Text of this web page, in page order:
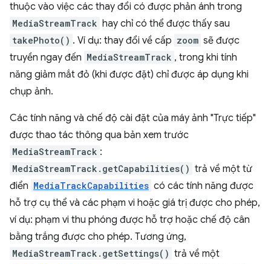
thuộc vào việc các thay đổi có được phản ánh trong
MediaStreamTrack hay chỉ có thể được thấy sau
takePhoto() . Ví dụ: thay đổi về cấp zoom sẽ được
truyền ngay đến MediaStreamTrack , trong khi tính
năng giảm mắt đỏ (khi được đặt) chỉ được áp dụng khi
chụp ảnh.
Các tính năng và chế độ cài đặt của máy ảnh "Trực tiếp"
được thao tác thông qua bản xem trước
MediaStreamTrack :
MediaStreamTrack.getCapabilities() trả về một từ
điển MediaTrackCapabilities có các tính năng được
hỗ trợ cụ thể và các phạm vi hoặc giá trị được cho phép,
ví dụ: phạm vi thu phóng được hỗ trợ hoặc chế độ cân
bằng trắng được cho phép. Tương ứng,
MediaStreamTrack.getSettings() trả về một